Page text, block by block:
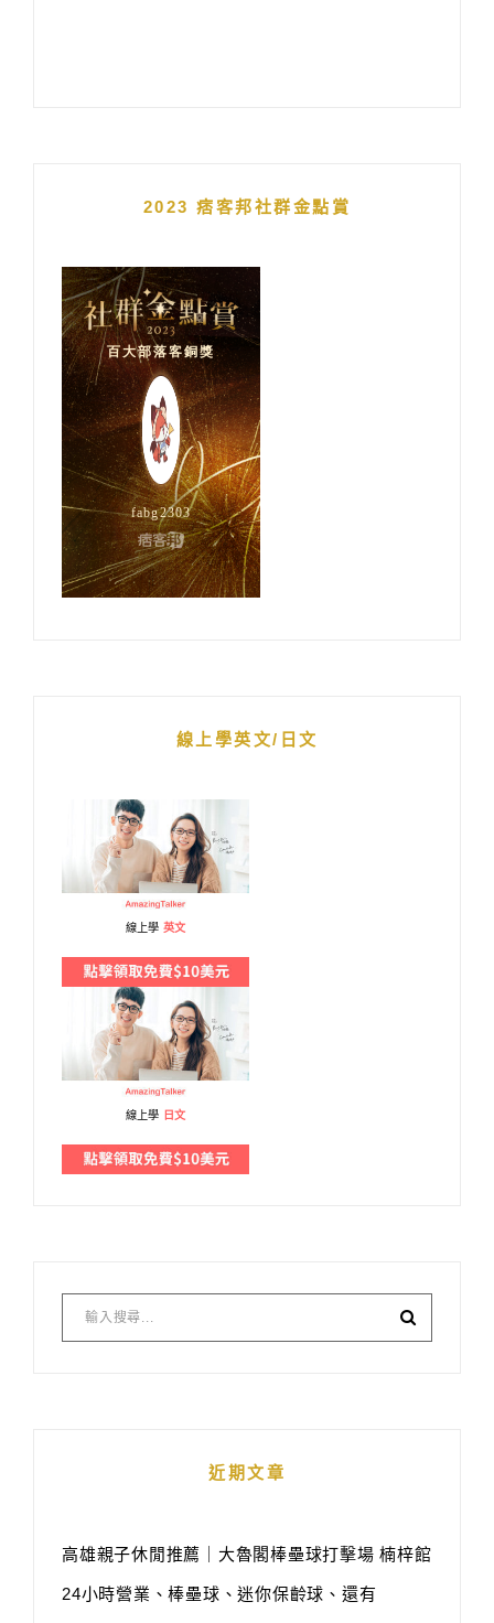
2023 痞客邦社群金點賞
線上學英文/日文
線上學 英文
線上學 日文
近期文章
高雄親子休閒推薦｜大魯閣棒壘球打擊場 楠梓館
24小時營業、棒壘球、迷你保齡球、還有